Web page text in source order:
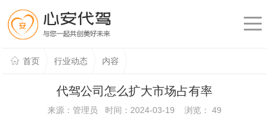
首页 行业动态 内容
代驾公司怎么扩大市场占有率
来源：管理员 时间：2024-03-19 浏览： 49